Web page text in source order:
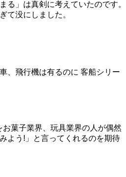
る」は真剣に考えていたのです。
て没にしました。
、飛行機は有るのに 客船シリー
菓子業界、玩具業界の人が偶然
よう!」と言ってくれるのを期待